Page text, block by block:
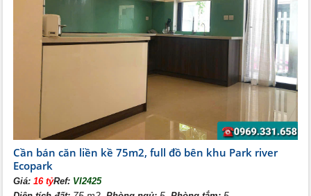
Cần bán căn liền kề 75m2, full đồ bên khu Park river
Ecopark
Giá:16 tỷRef: VI2425